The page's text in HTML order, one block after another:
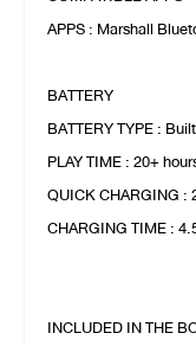
APPS : Marshall
BATTERY
BATTERY TYPE :
PLAY TIME : 20+
QUICK CHARGING :
CHARGING TIME :
INCLUDED IN THE